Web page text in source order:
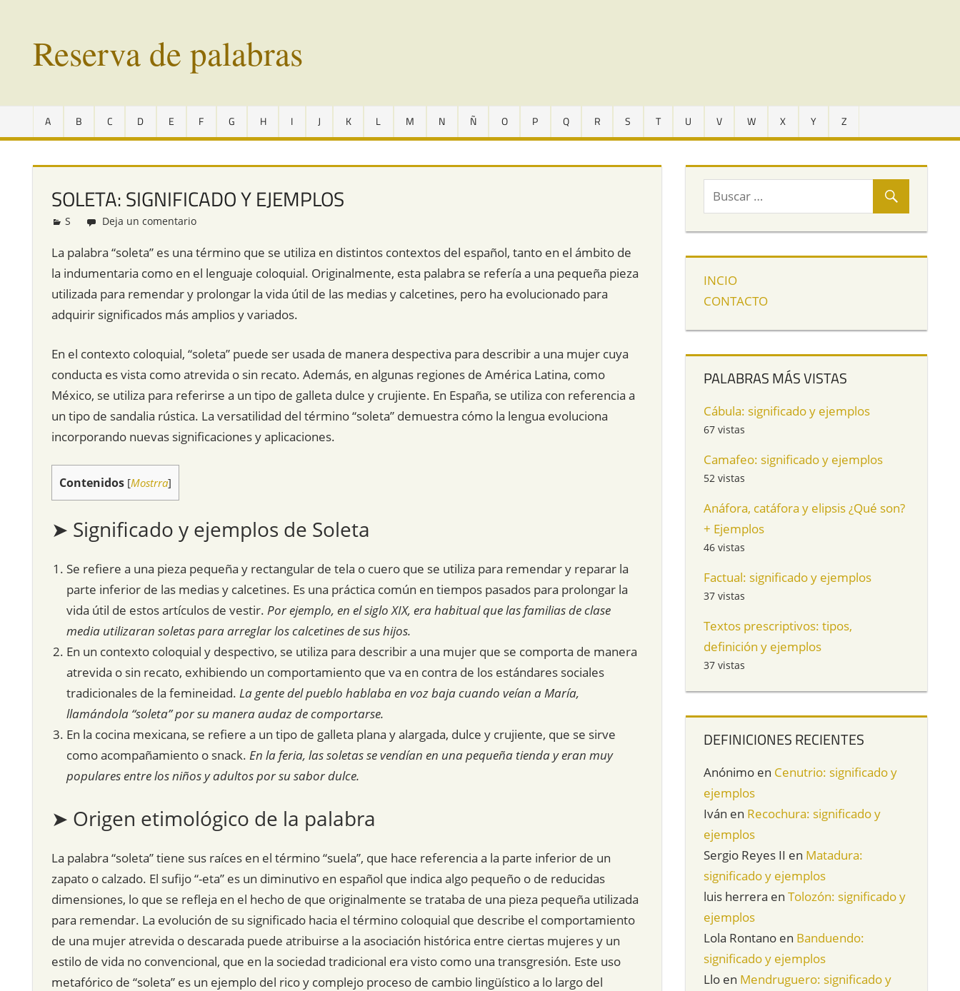
contenidoReserva de palabras
en
vías
extinción
todo
A B C D E F G H I J K L M N Ñ O P Q R S T U V W X Y Z
SOLETA: SIGNIFICADO Y EJEMPLOS
Redacción
S Deja un comentario
La palabra “soleta” es una término que se utiliza en distintos contextos del español, tanto en el ámbito de
la indumentaria como en el lenguaje coloquial. Originalmente, esta palabra se refería a una pequeña pieza
utilizada para remendar y prolongar la vida útil de las medias y calcetines, pero ha evolucionado para
adquirir significados más amplios y variados.
En el contexto coloquial, “soleta” puede ser usada de manera despectiva para describir a una mujer cuya
conducta es vista como atrevida o sin recato. Además, en algunas regiones de América Latina, como
México, se utiliza para referirse a un tipo de galleta dulce y crujiente. En España, se utiliza con referencia a
un tipo de sandalia rústica. La versatilidad del término “soleta” demuestra cómo la lengua evoluciona
incorporando nuevas significaciones y aplicaciones.
Contenidos [Mostrra]
➤ Significado y ejemplos de Soleta
Se refiere a una pieza pequeña y rectangular de tela o cuero que se utiliza para remendar y reparar la
parte inferior de las medias y calcetines. Es una práctica común en tiempos pasados para prolongar la
vida útil de estos artículos de vestir. Por ejemplo, en el siglo XIX, era habitual que las familias de clase
media utilizaran soletas para arreglar los calcetines de sus hijos.
En un contexto coloquial y despectivo, se utiliza para describir a una mujer que se comporta de manera
atrevida o sin recato, exhibiendo un comportamiento que va en contra de los estándares sociales
tradicionales de la femineidad. La gente del pueblo hablaba en voz baja cuando veían a María,
llamándola “soleta” por su manera audaz de comportarse.
En la cocina mexicana, se refiere a un tipo de galleta plana y alargada, dulce y crujiente, que se sirve
como acompañamiento o snack. En la feria, las soletas se vendían en una pequeña tienda y eran muy
populares entre los niños y adultos por su sabor dulce.
➤ Origen etimológico de la palabra
La palabra “soleta” tiene sus raíces en el término “suela”, que hace referencia a la parte inferior de un
zapato o calzado. El sufijo “-eta” es un diminutivo en español que indica algo pequeño o de reducidas
dimensiones, lo que se refleja en el hecho de que originalmente se trataba de una pieza pequeña utilizada
para remendar. La evolución de su significado hacia el término coloquial que describe el comportamiento
de una mujer atrevida o descarada puede atribuirse a la asociación histórica entre ciertas mujeres y un
estilo de vida no convencional, que en la sociedad tradicional era visto como una transgresión. Este uso
metafórico de “soleta” es un ejemplo del rico y complejo proceso de cambio lingüístico a lo largo del
INCIO
CONTACTO
PALABRAS MÁS VISTAS
Cábula: significado y ejemplos
67 vistas
Camafeo: significado y ejemplos
52 vistas
Anáfora, catáfora y elipsis ¿Qué son?
+ Ejemplos
46 vistas
Factual: significado y ejemplos
37 vistas
Textos prescriptivos: tipos,
definición y ejemplos
37 vistas
DEFINICIONES RECIENTES
Anónimo en Cenutrio: significado y
ejemplos
Iván en Recochura: significado y
ejemplos
Sergio Reyes II en Matadura:
significado y ejemplos
luis herrera enTolozón: significado y
ejemplos
Lola Rontano en Banduendo:
significado y ejemplos
Llo en Mendruguero: significado y